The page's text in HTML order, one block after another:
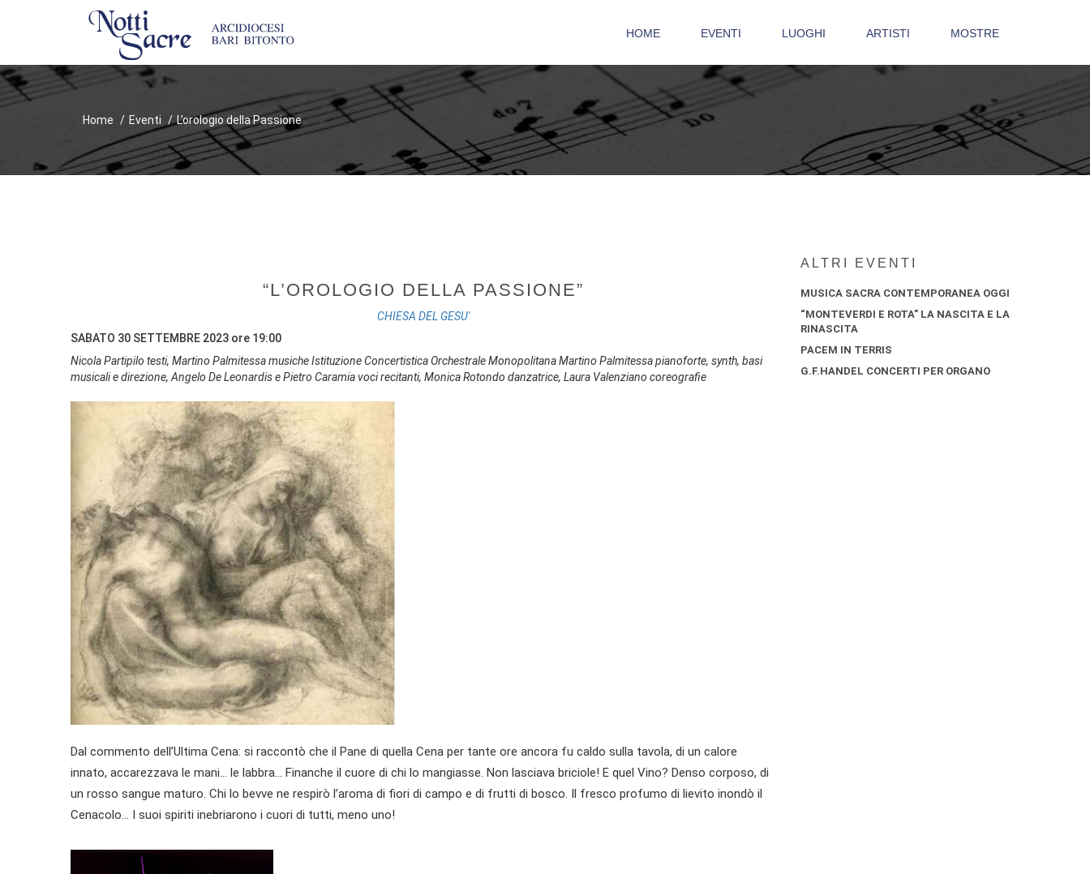
HOME EVENTI LUOGHI ARTISTI MOSTRE
Home Eventi L’orologio della Passione
“L’OROLOGIO DELLA PASSIONE”
CHIESA DEL GESU'
SABATO 30 SETTEMBRE 2023 ore 19:00
Nicola Partipilo testi, Martino Palmitessa musiche Istituzione Concertistica Orchestrale Monopolitana Martino Palmitessa pianoforte, synth, basi
musicali e direzione, Angelo De Leonardis e Pietro Caramia voci recitanti, Monica Rotondo danzatrice, Laura Valenziano coreografie
Dal commento dell’Ultima Cena: si raccontò che il Pane di quella Cena per tante ore ancora fu caldo sulla tavola, di un calore
innato, accarezzava le mani... le labbra... Finanche il cuore di chi lo mangiasse. Non lasciava briciole! E quel Vino? Denso corposo, di
un rosso sangue maturo. Chi lo bevve ne respirò l’aroma di fiori di campo e di frutti di bosco. Il fresco profumo di lievito inondò il
Cenacolo... I suoi spiriti inebriarono i cuori di tutti, meno uno!
ALTRI EVENTI
MUSICA SACRA CONTEMPORANEA OGGI
“MONTEVERDI E ROTA” LA NASCITA E LA
RINASCITA
PACEM IN TERRIS
G.F.HANDEL CONCERTI PER ORGANO